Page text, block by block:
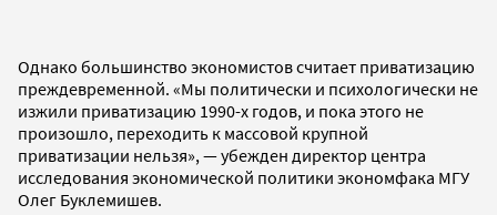
Однако большинство экономистов считает приватизацию
преждевременной. «Мы политически и психологически не
изжили приватизацию 1990-х годов, и пока этого не
произошло, переходить к массовой крупной
приватизации нельзя», — убежден директор центра
исследования экономической политики экономфака МГУ
Олег Буклемишев.